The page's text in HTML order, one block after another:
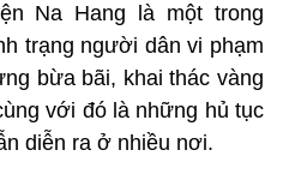
Na Hang là một trong
trạng người dân vi phạm
bừa bãi, khai thác vàng
với đó là những hủ tục
diễn ra ở nhiều nơi.